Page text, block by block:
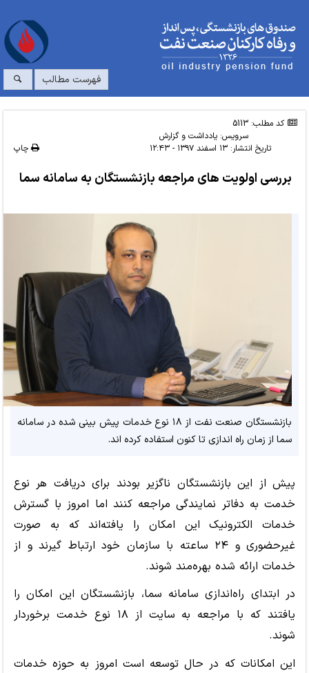
فهرست مطالب
کد مطلب: 5113
سرویس:یادداشت و گزارش
تاریخ انتشار: ۱۳ اسفند ۱۳۹۷ - ۱۲:۴۳ چاپ
بررسی اولویت های مراجعه بازنشستگان به سامانه سما
بازنشستگان صنعت نفت از ۱۸ نوع خدمات پیش بینی شده در سامانه
سما از زمان راه اندازی تا کنون استفاده کرده اند.
پیش از این بازنشستگان ناگزیر بودند برای دریافت هر نوع
خدمت به دفاتر نمایندگی مراجعه کنند اما امروز با گسترش
خدمات الکترونیک این امکان را یافته‌اند که به صورت
غیرحضوری و ۲۴ ساعته با سازمان خود ارتباط گیرند و از
خدمات ارائه شده بهره‌مند شوند.
در ابتدای راه‌اندازی سامانه سما، بازنشستگان این امکان را
یافتند که با مراجعه به سایت از ۱۸ نوع خدمت برخوردار
شوند.
این امکانات که در حال توسعه است امروز به حوزه خدمات